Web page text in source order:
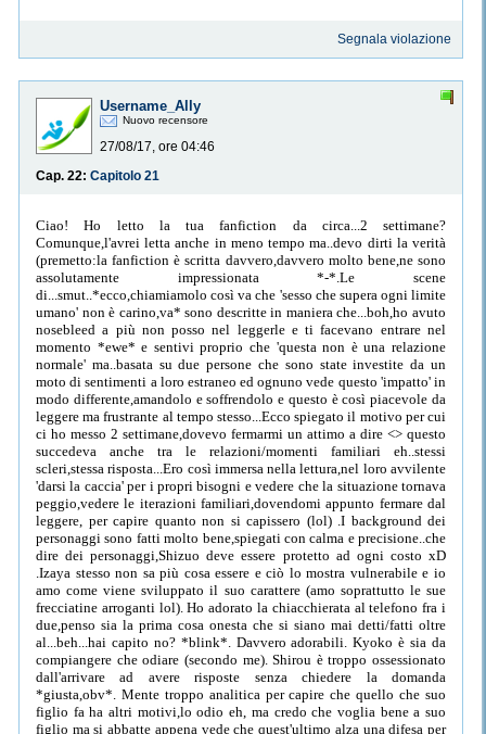
Segnala violazione
Username_Ally
Nuovo recensore
27/08/17, ore 04:46
Cap. 22: Capitolo 21
Ciao! Ho letto la tua fanfiction da circa...2 settimane?
Comunque,l'avrei letta anche in meno tempo ma..devo dirti la verità
(premetto:la fanfiction è scritta davvero,davvero molto bene,ne sono
assolutamente impressionata *-*.Le scene
di...smut..*ecco,chiamiamolo così va che 'sesso che supera ogni limite
umano' non è carino,va* sono descritte in maniera che...boh,ho avuto
nosebleed a più non posso nel leggerle e ti facevano entrare nel
momento *ewe* e sentivi proprio che 'questa non è una relazione
normale' ma..basata su due persone che sono state investite da un
moto di sentimenti a loro estraneo ed ognuno vede questo 'impatto' in
modo differente,amandolo e soffrendolo e questo è così piacevole da
leggere ma frustrante al tempo stesso...Ecco spiegato il motivo per cui
ci ho messo 2 settimane,dovevo fermarmi un attimo a dire <> questo
succedeva anche tra le relazioni/momenti familiari eh..stessi
scleri,stessa risposta...Ero così immersa nella lettura,nel loro avvilente
'darsi la caccia' per i propri bisogni e vedere che la situazione tornava
peggio,vedere le iterazioni familiari,dovendomi appunto fermare dal
leggere, per capire quanto non si capissero (lol) .I background dei
personaggi sono fatti molto bene,spiegati con calma e precisione..che
dire dei personaggi,Shizuo deve essere protetto ad ogni costo xD
.Izaya stesso non sa più cosa essere e ciò lo mostra vulnerabile e io
amo come viene sviluppato il suo carattere (amo soprattutto le sue
frecciatine arroganti lol). Ho adorato la chiacchierata al telefono fra i
due,penso sia la prima cosa onesta che si siano mai detti/fatti oltre
al...beh...hai capito no? *blink*. Davvero adorabili. Kyoko è sia da
compiangere che odiare (secondo me). Shirou è troppo ossessionato
dall'arrivare ad avere risposte senza chiedere la domanda
*giusta,obv*. Mente troppo analitica per capire che quello che suo
figlio fa ha altri motivi,lo odio eh, ma credo che voglia bene a suo
figlio ma si abbatte appena vede che quest'ultimo alza una difesa per